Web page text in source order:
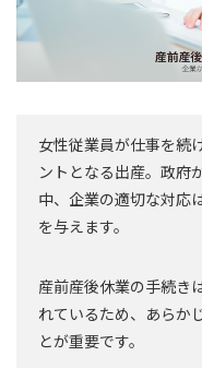
女性従業員が仕事を続
ントとなる出産。政府
中、企業の適切な対応
を与えます。
産前産後休業の手続き
れているため、あらか
とが重要です。